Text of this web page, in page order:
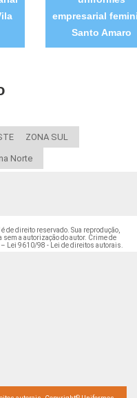
empresarial
Santo Amaro
ZONA SUL
Norte
é de direito reservado. Sua reprodução,
a autorização do autor. Crime de
–
Lei 9610/98 - Lei de direitos autorais
©